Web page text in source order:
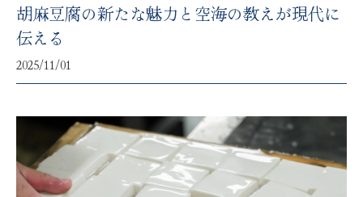
胡麻豆腐の新たな魅力と空海の教えが現代に
伝える
2025/11/01